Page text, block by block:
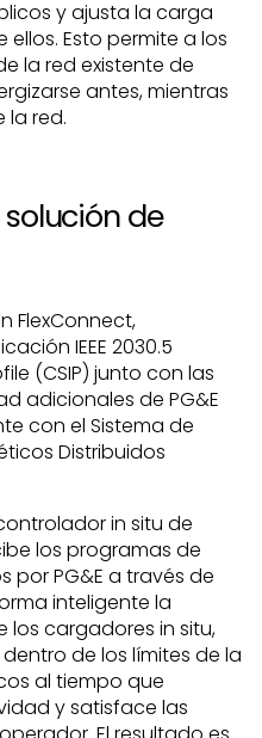
y ajusta la carga
Esto permite a los
la red existente de
antes, mientras
la red.
de
FlexConnect,
IEEE 2030.5
(CSIP) junto con las
adicionales de PG&E
con el Sistema de
Distribuidos
in situ de
los programas de
por PG&E a través de
inteligente la
cargadores in situ,
de los límites de la
al tiempo que
y satisface las